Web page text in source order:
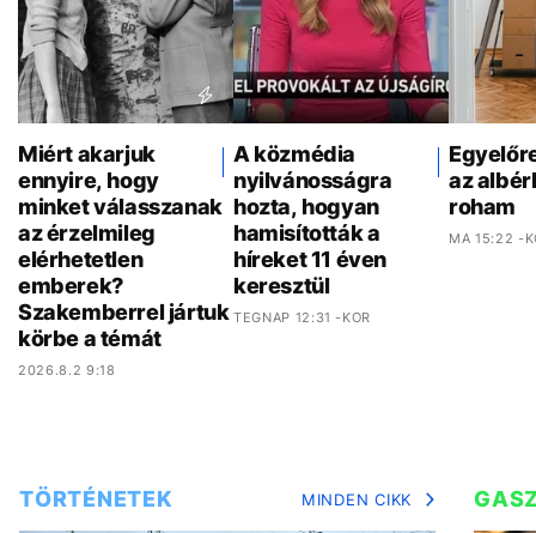
Miért akarjuk
ennyire, hogy
minket válasszanak
az érzelmileg
elérhetetlen
emberek?
Szakemberrel jártuk
körbe a témát
2026.8.2 9:18
A közmédia
nyilvánosságra
hozta, hogyan
hamisították a
híreket 11 éven
keresztül
TEGNAP 12:31 -KOR
az
roham
MA 15:22 -
TÖRTÉNETEK MINDEN CIKK